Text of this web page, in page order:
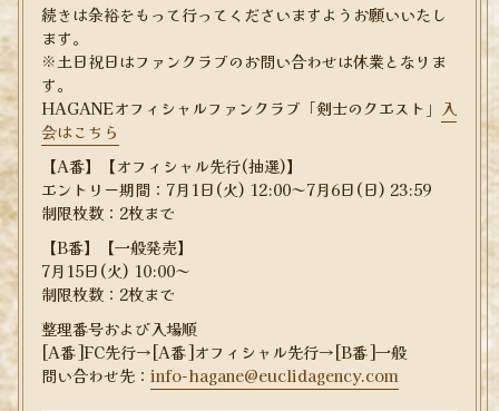
続きは余裕をもって行ってくださいますようお願いいたし
ます。
※土日祝日はファンクラブのお問い合わせは休業となりま
す。
HAGANEオフィシャルファンクラブ「剣士のクエスト」 入
会はこちら
【A番】【オフィシャル先行(抽選)】
エントリー期間：7月1日(火) 12:00～7月6日(日) 23:59
制限枚数：2枚まで
【B番】【一般発売】
7月15日(火) 10:00～
制限枚数：2枚まで
整理番号および入場順
[A番]FC先行→[A番]オフィシャル先行→[B番]一般
問い合わせ先： info-hagane@euclidagency.com